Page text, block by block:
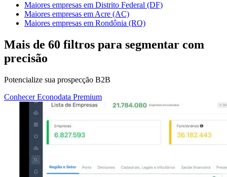
Maiores empresas em Distrito Federal (DF)
Maiores empresas em Acre (AC)
Maiores empresas em Rondônia (RO)
Mais de 60 filtros para segmentar com
precisão
Potencialize sua prospecção B2B
Conhecer Econodata Premium